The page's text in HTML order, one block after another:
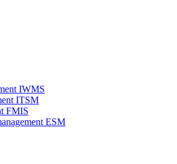
IWMS
ITSM
FMIS
ESM